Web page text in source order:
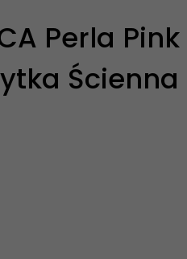
Perla
Ścienna